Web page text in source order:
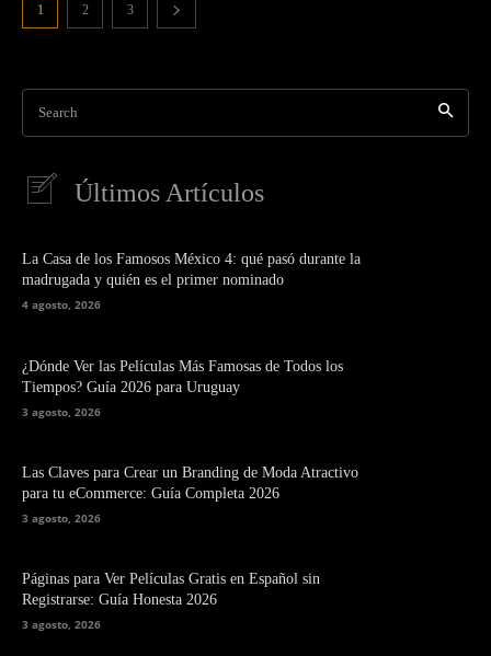
1 2 3
Search
Últimos Artículos
La Casa de los Famosos México 4: qué pasó durante la
madrugada y quién es el primer nominado
4 agosto, 2026
¿Dónde Ver las Películas Más Famosas de Todos los
Tiempos? Guía 2026 para Uruguay
3 agosto, 2026
Las Claves para Crear un Branding de Moda Atractivo
para tu eCommerce: Guía Completa 2026
3 agosto, 2026
Páginas para Ver Películas Gratis en Español sin
Registrarse: Guía Honesta 2026
3 agosto, 2026